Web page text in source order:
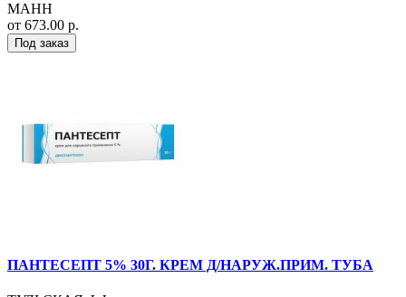
МАНН
от 673.00 р.
Под заказ
ПАНТЕСЕПТ 5% 30Г. КРЕМ Д/НАРУЖ.ПРИМ. ТУБА